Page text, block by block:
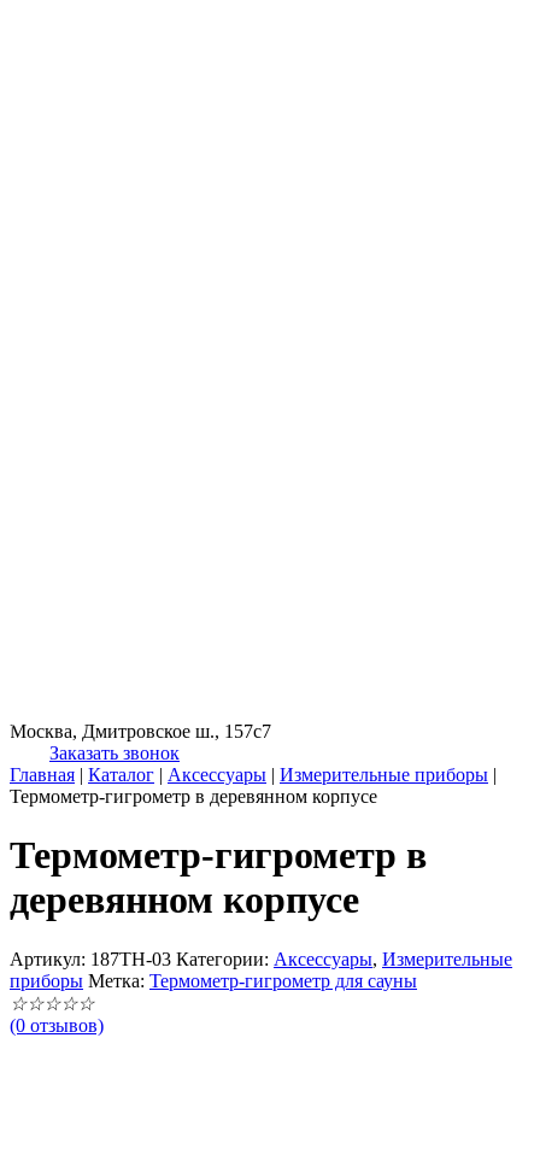
Москва, Дмитровское ш., 157с7
Заказать звонок
Главная | Каталог | Аксессуары | Измерительные приборы |
Термометр-гигрометр в деревянном корпусе
Термометр-гигрометр в
деревянном корпусе
Артикул: 187TH-03 Категории: Аксессуары, Измерительные
приборы Метка: Термометр-гигрометр для сауны
☆☆☆☆☆
(0 отзывов)